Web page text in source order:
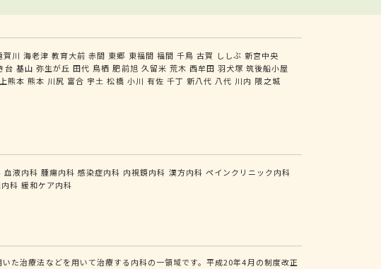
賀川 海老津 教育大前 赤間 東郷 東福間 福間 千鳥 古賀 ししぶ 新宮中央
台 基山 弥生が丘 田代 鳥栖 肥前旭 久留米 荒木 西牟田 羽犬塚 筑後船小屋
上熊本 熊本 川尻 富合 宇土 松橋 小川 有佐 千丁 新八代 八代 川内 隈之城
血液内科 腫瘍内科 感染症内科 内視鏡内科 漢方内科 ペインクリニック内科
科 緩和ケア内科
た治療法などを用いて治療する内科の一領域です。平成20年4月の制度改正